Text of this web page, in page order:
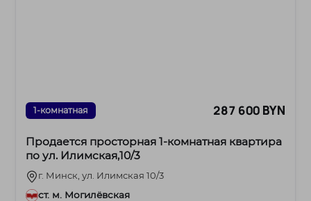
1-комнатная 287 600 BYN
Продается просторная 1-комнатная квартира
по ул. Илимская,10/3
г. Минск, ул. Илимская 10/3
ст. м. Могилёвская